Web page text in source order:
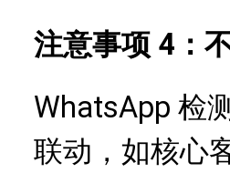
注意事项 4：
WhatsApp 检
联动，如核心